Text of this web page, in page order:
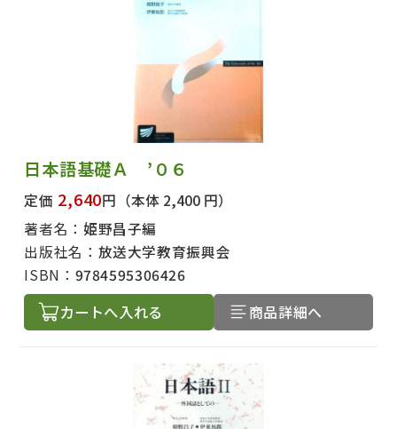
日本語基礎Ａ ’０６
定価 2,640円 （本体 2,400 円）
著者名： 姫野昌子編
出版社名： 放送大学教育振興会
ISBN： 9784595306426
カートへ入れる 商品詳細へ